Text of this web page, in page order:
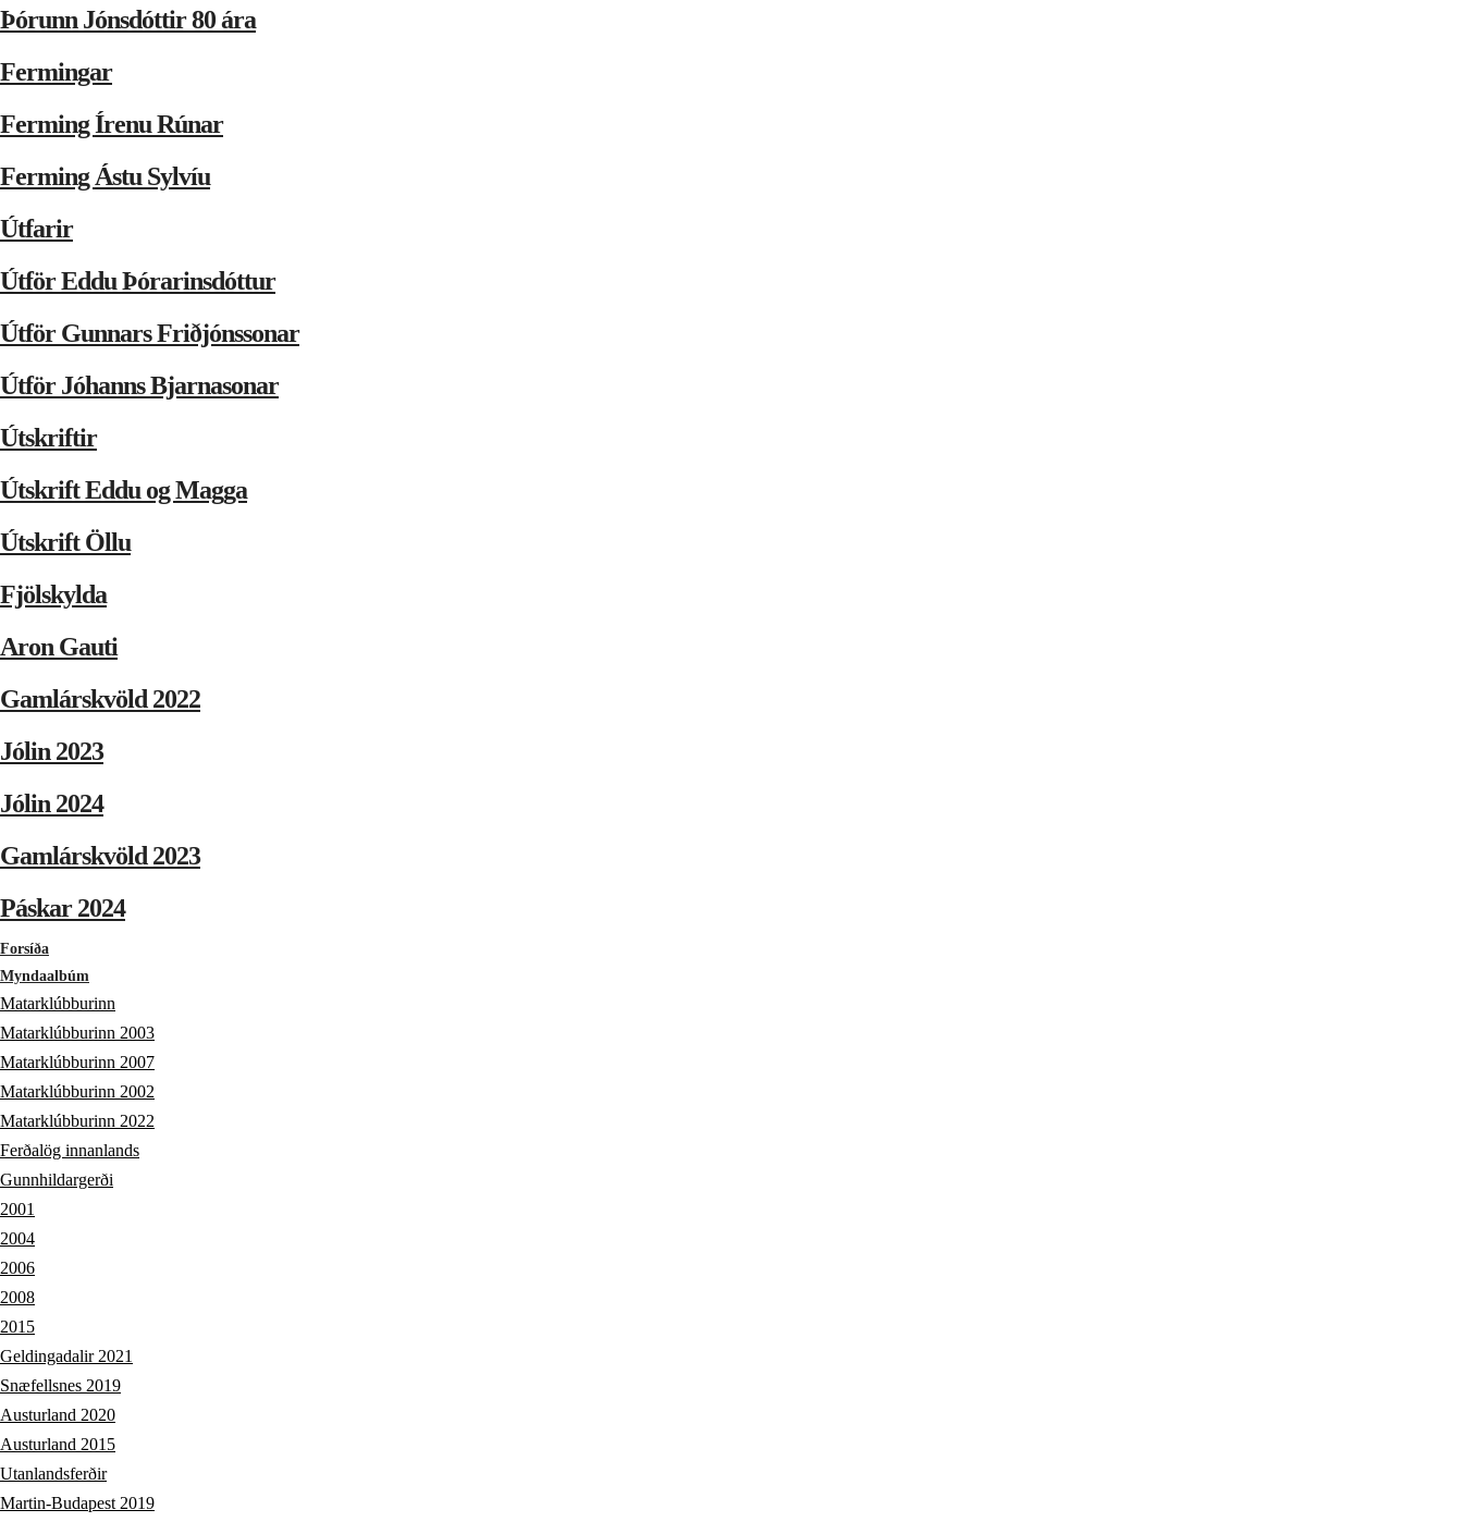
Þórunn Jónsdóttir 80 ára
Fermingar
Ferming Írenu Rúnar
Ferming Ástu Sylvíu
Útfarir
Útför Eddu Þórarinsdóttur
Útför Gunnars Friðjónssonar
Útför Jóhanns Bjarnasonar
Útskriftir
Útskrift Eddu og Magga
Útskrift Öllu
Fjölskylda
Aron Gauti
Gamlárskvöld 2022
Jólin 2023
Jólin 2024
Gamlárskvöld 2023
Páskar 2024
Forsíða
Myndaalbúm
Matarklúbburinn
Matarklúbburinn 2003
Matarklúbburinn 2007
Matarklúbburinn 2002
Matarklúbburinn 2022
Ferðalög innanlands
Gunnhildargerði
2001
2004
2006
2008
2015
Geldingadalir 2021
Snæfellsnes 2019
Austurland 2020
Austurland 2015
Utanlandsferðir
Martin-Budapest 2019